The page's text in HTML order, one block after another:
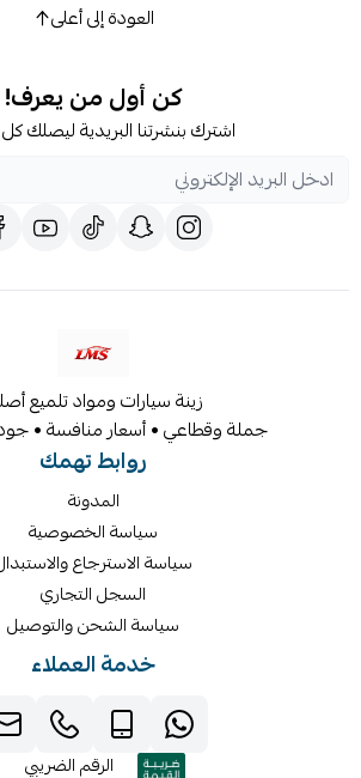
العودة إلى أعلى
كن أول من يعرف!
اشترك بنشرتنا البريدية ليصلك
زينة سيارات ومواد تلميع
جملة وقطاعي • أسعار منافسة •
روابط تهمك
المدونة
سياسة الخصوصية
سياسة الاسترجاع
السجل التجاري
سياسة الشحن والتوصيل
خدمة العملاء
الرقم الضريبي